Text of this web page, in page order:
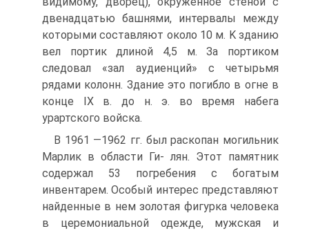
двенадцатью башнями, интервалы между
которыми составляют около 10 м. K зданию
вел портик длиной 4,5 м. За портиком
следовал «зал аудиенций» с четырьмя
рядами колонн. Здание это погибло в огне в
конце IX в. до н. э. во время набега
урартского войска.
B 1961 —1962 гг. был раскопан могильник
Марлик в области Ги- лян. Этот памятник
содержал 53 погребения с богатым
инвентарем. Особый интерес представляют
найденные в нем золотая фигурка человека
в церемониальной одежде, мужская и